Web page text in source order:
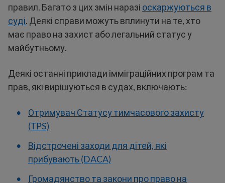
правил. Багато з цих змін наразі оскаржуються в
суді. Деякі справи можуть вплинути на те, хто
має право на захист або легальний статус у
майбутньому.
Деякі останні приклади імміграційних програм та
прав, які вирішуються в судах, включають:
Отримувач Статусу тимчасового захисту
(TPS)
Відстрочені заходи для дітей, які
прибувають (DACA)
Громадянство та закони про право на